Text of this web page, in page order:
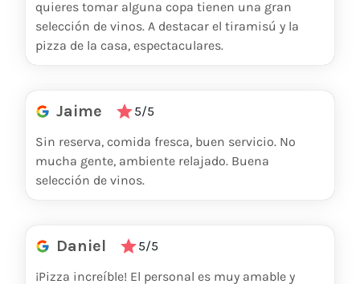
quieres tomar alguna copa tienen una gran
selección de vinos. A destacar el tiramisú y la
pizza de la casa, espectaculares.
Jaime
5/5
Sin reserva, comida fresca, buen servicio. No
mucha gente, ambiente relajado. Buena
selección de vinos.
Daniel
5/5
¡Pizza increíble! El personal es muy amable y